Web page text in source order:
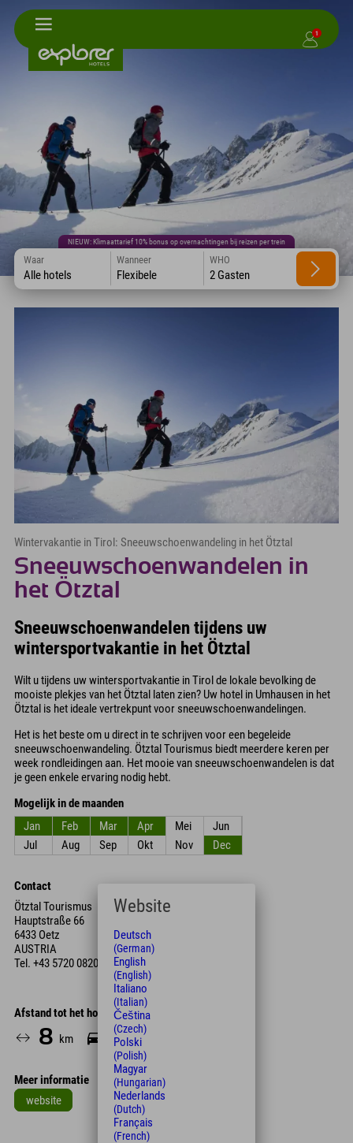
1
NIEUW: Klimaattarief 10% bonus op overnachtingen bij reizen per trein
Waar
Alle hotels
Wanneer
Flexibele
WHO
2 Gasten
Wintervakantie in Tirol: Sneeuwschoenwandeling in het Ötztal
Sneeuwschoenwandelen in
het Ötztal
Sneeuwschoenwandelen tijdens uw
wintersportvakantie in het Ötztal
Wilt u tijdens uw wintersportvakantie in Tirol de lokale bevolking de
mooiste plekjes van het Ötztal laten zien? Uw hotel in Umhausen in het
Ötztal is het ideale vertrekpunt voor sneeuwschoenwandelingen.
Het is het beste om u direct in te schrijven voor een begeleide
sneeuwschoenwandeling. Ötztal Tourismus biedt meerdere keren per
week rondleidingen aan. Het mooie van sneeuwschoenwandelen is dat
je geen enkele ervaring nodig hebt.
Mogelijk in de maanden
Jan
Feb Mar Apr Mei
Jun
Jul
Aug Sep Okt Nov Dec
Contact
Ötztal Tourismus
Hauptstraße 66
6433 Oetz
AUSTRIA
Tel. +43 5720 0820
Afstand tot het hotel
8 km 10 Min.
Meer informatie
website
Leaflet
Website
Deutsch
(German)
English
(English)
Italiano
(Italian)
Čeština
(Czech)
Polski
(Polish)
Magyar
(Hungarian)
Nederlands
(Dutch)
Français
(French)